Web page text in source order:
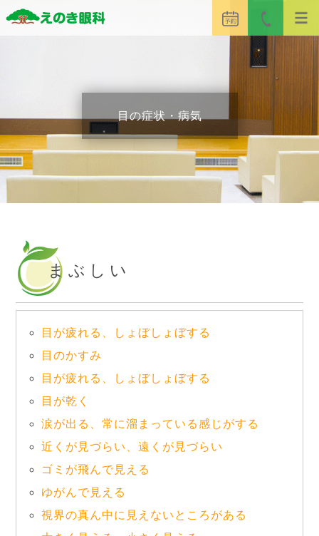
目の症状・病気
まぶしい
目が疲れる、しょぼしょぼする
目のかすみ
目が疲れる、しょぼしょぼする
目が乾く
涙が出る、常に溜まっている感じがする
近くが見づらい、遠くが見づらい
ゴミが飛んで見える
ゆがんで見える
視界の真ん中に見えないところがある